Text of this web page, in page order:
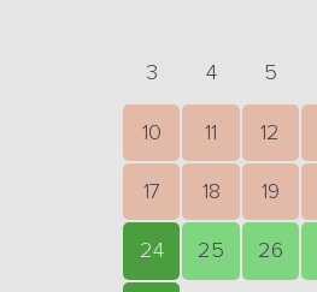
3 4 5
10 11 12
17 18 19
24 25 26